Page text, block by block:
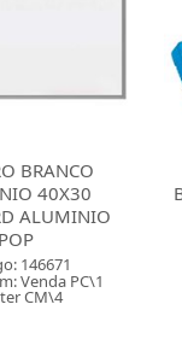
QUADRO
150N FLIP
57604
Venda PC\1
CM\25